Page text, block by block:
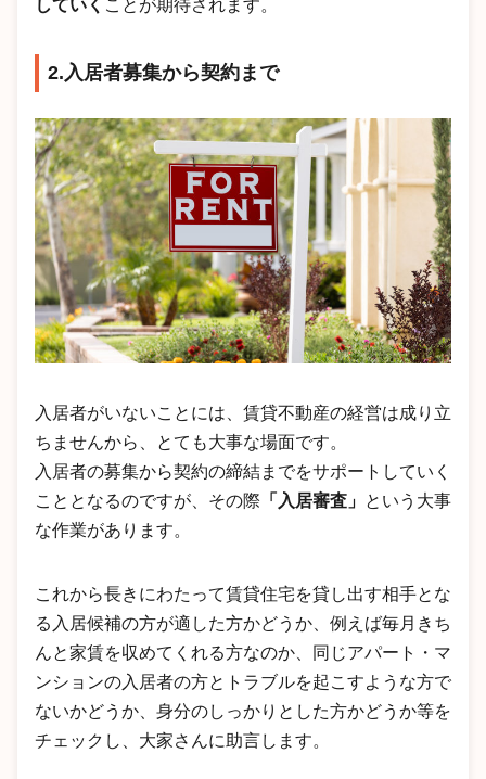
していく ことが期待されます。
2.入居者募集から契約まで
入居者がいないことには、賃貸不動産の経営は成り立
ちませんから、とても大事な場面です。
入居者の募集から契約の締結までをサポートしていく
こととなるのですが、その際 「入居審査」 という大事
な作業があります。
これから長きにわたって賃貸住宅を貸し出す相手とな
る入居候補の方が適した方かどうか、例えば毎月きち
んと家賃を収めてくれる方なのか、同じアパート・マ
ンションの入居者の方とトラブルを起こすような方で
ないかどうか、身分のしっかりとした方かどうか等を
チェックし、大家さんに助言します。